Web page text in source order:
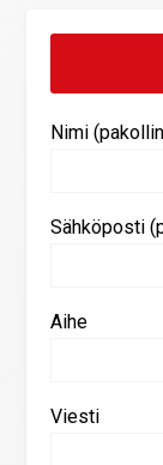
Nimi
Sähköposti
Aihe
Viesti